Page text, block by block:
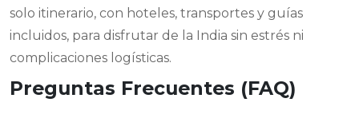
solo itinerario, con hoteles, transportes y guías
incluidos, para disfrutar de la India sin estrés ni
complicaciones logísticas.
Preguntas Frecuentes (FAQ)